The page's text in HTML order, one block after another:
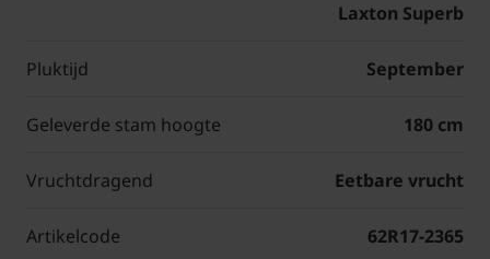
Laxton Superb
Pluktijd September
Geleverde stam hoogte 180 cm
Vruchtdragend Eetbare vrucht
Artikelcode 62R17-2365